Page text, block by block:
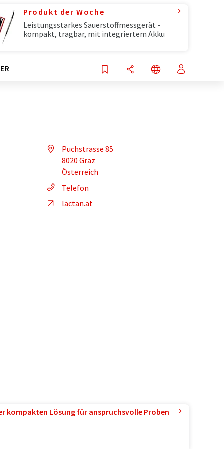
Produkt der Woche
Leistungsstarkes Sauerstoffmessgerät -
kompakt, tragbar, mit integriertem Akku
Puchstrasse 85
8020 Graz
Österreich
Telefon
lactan.at
kompakten Lösung für anspruchsvolle Proben